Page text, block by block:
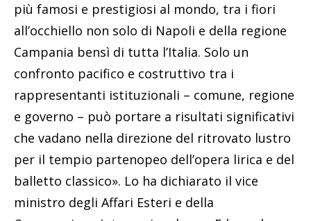
più famosi e prestigiosi al mondo, tra i fiori
all’occhiello non solo di Napoli e della regione
Campania bensì di tutta l’Italia. Solo un
confronto pacifico e costruttivo tra i
rappresentanti istituzionali – comune, regione
e governo – può portare a risultati significativi
che vadano nella direzione del ritrovato lustro
per il tempio partenopeo dell’opera lirica e del
balletto classico». Lo ha dichiarato il vice
ministro degli Affari Esteri e della